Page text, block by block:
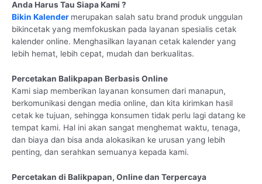
Anda Harus Tau Siapa Kami ?
Bikin Kalender merupakan salah satu brand produk unggulan
bikincetak yang memfokuskan pada layanan spesialis cetak
kalender online. Menghasilkan layanan cetak kalender yang
lebih hemat, lebih cepat, mudah dan berkualitas.
Percetakan Balikpapan Berbasis Online
Kami siap memberikan layanan konsumen dari manapun,
berkomunikasi dengan media online, dan kita kirimkan hasil
cetak ke tujuan, sehingga konsumen tidak perlu lagi datang ke
tempat kami. Hal ini akan sangat menghemat waktu, tenaga,
dan biaya dan bisa anda alokasikan ke urusan yang lebih
penting, dan serahkan semuanya kepada kami.
Percetakan di Balikpapan, Online dan Terpercaya